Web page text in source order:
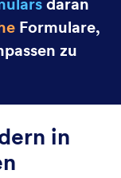
Formulare
Stil passen.